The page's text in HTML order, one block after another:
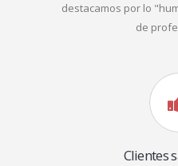
destacamos por lo
de
Clientes